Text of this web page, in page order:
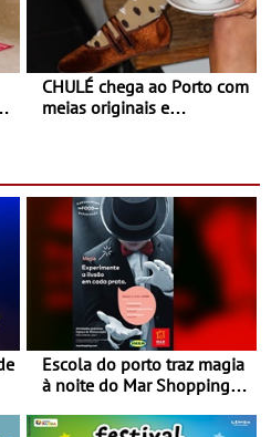
CHULÉ chega ao Porto com
meias originais e
Shopping
Escola do porto traz magia
à noite do Mar Shopping
29 de abril, às 21h00